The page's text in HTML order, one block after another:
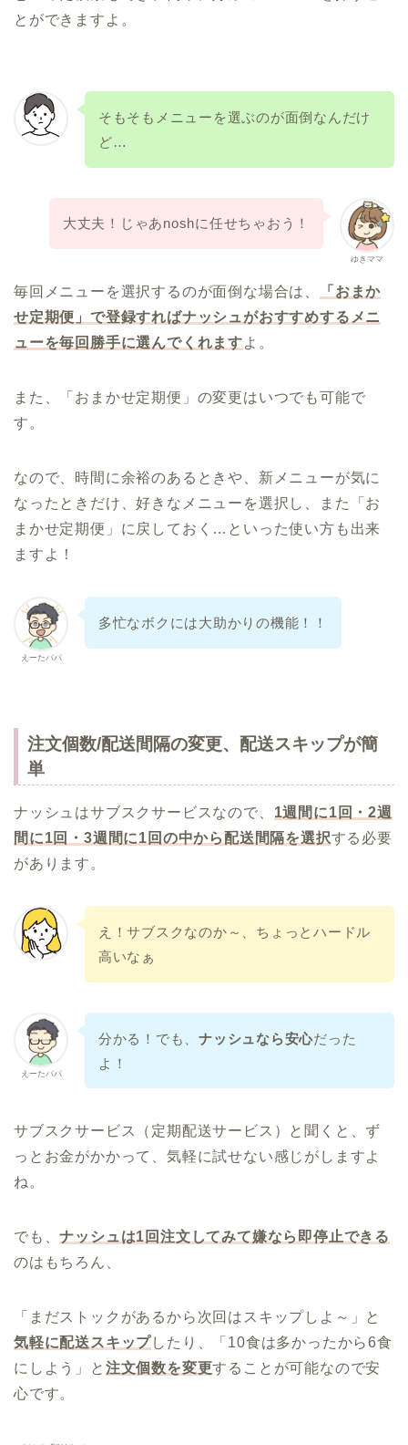
とができますよ。
そもそもメニューを選ぶのが面倒なんだけ
ど…
ゆきママ
大丈夫！じゃあnoshに任せちゃおう！
毎回メニューを選択するのが面倒な場合は、
「おまか
せ定期便」で登録すればナッシュがおすすめするメニ
ューを毎回勝手に選んでくれますよ。
また、「おまかせ定期便」の変更はいつでも可能で
す。
なので、時間に余裕のあるときや、新メニューが気に
なったときだけ、好きなメニューを選択し、また「お
まかせ定期便」に戻しておく…といった使い方も出来
ますよ！
えーたパパ
多忙なボクには大助かりの機能！！
注文個数/配送間隔の変更、配送スキップが簡
単
ナッシュはサブスクサービスなので、 1週間に1回・2週
間に1回・3週間に1回の中から配送間隔を選択する必要
があります。
え！サブスクなのか～、ちょっとハードル
高いなぁ
えーたパパ
分かる！でも、ナッシュなら安心だった
よ！
サブスクサービス（定期配送サービス）と聞くと、ず
っとお金がかかって、気軽に試せない感じがしますよ
ね。
でも、ナッシュは1回注文してみて嫌なら即停止できる
のはもちろん、
「まだストックがあるから次回はスキップしよ～」と
気軽に配送スキップしたり、「10食は多かったから6食
にしよう」と 注文個数を変更することが可能なので安
心です。